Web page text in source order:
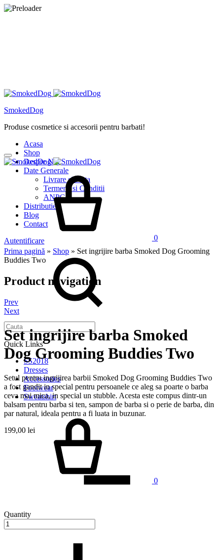
SmokedDog
Produse cosmetice si accesorii pentru barbati!
Acasa
Shop
Despre Noi
Date Generale
Livrare si Plata
Termene si Conditii
ANPC
Distributie
Blog
Contact
Autentificare
Quick Links
SS2018
Dresses
Accessories
Footwear
Sweatshirt
0
0
Prima pagină » Shop » Set ingrijire barba Smoked Dog Grooming
Buddies Two
Product navigation
Prev
Next
Set ingrijire barba Smoked
Dog Grooming Buddies Two
Setul pentru ingrijirea barbii Smoked Dog Grooming Buddies Two
a fost gandit in special pentru persoanele ce aleg sa poarte o barba
ceva mai mica, in special un stubble. Acesta este compus dintr-un
balsam pentru barba si ten, sampon de barba si o perie de barba, din
par natural, ideala pentru a fi luata in buzunar.
199,00 lei
Quantity